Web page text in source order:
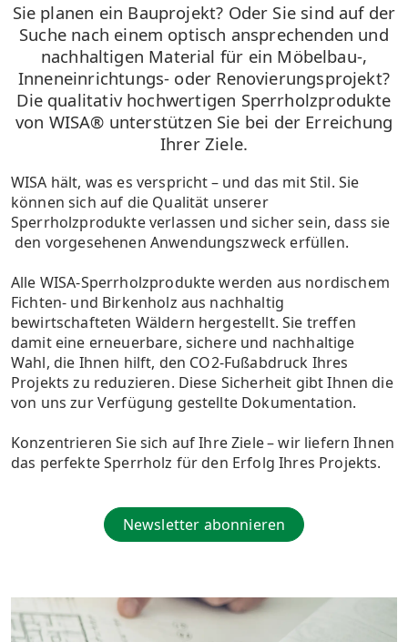
Sie planen ein Bauprojekt? Oder Sie sind auf der
Suche nach einem optisch ansprechenden und
nachhaltigen Material für ein Möbelbau-,
Inneneinrichtungs- oder Renovierungsprojekt?
Die qualitativ hochwertigen Sperrholzprodukte
von WISA® unterstützen Sie bei der Erreichung
Ihrer Ziele.
WISA hält, was es verspricht – und das mit Stil. Sie
können sich auf die Qualität unserer
Sperrholzprodukte verlassen und sicher sein, dass sie
den vorgesehenen Anwendungszweck erfüllen.
Alle WISA-Sperrholzprodukte werden aus nordischem
Fichten- und Birkenholz aus nachhaltig
bewirtschafteten Wäldern hergestellt. Sie treffen
damit eine erneuerbare, sichere und nachhaltige
Wahl, die Ihnen hilft, den CO2-Fußabdruck Ihres
Projekts zu reduzieren. Diese Sicherheit gibt Ihnen die
von uns zur Verfügung gestellte Dokumentation.
Konzentrieren Sie sich auf Ihre Ziele – wir liefern Ihnen
das perfekte Sperrholz für den Erfolg Ihres Projekts.
Newsletter abonnieren